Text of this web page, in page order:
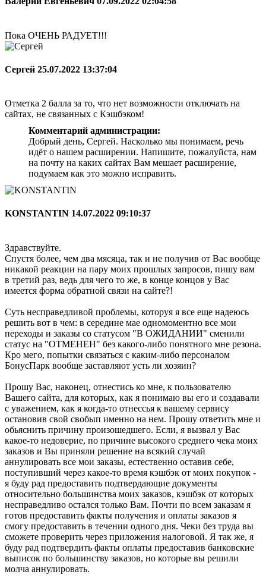
Пока ОЧЕНЬ РАДУЕТ!!!
Сергей 25.07.2022 13:37:04
Отметка 2 балла за то, что нет возможности отключать на
сайтах, не связанных с Кэшбэком!
Комментарий администрации:
Добрый день, Сергей. Насколько мы понимаем, речь
идёт о нашем расширении. Напишите, пожалуйста, нам
на почту на каких сайтах Вам мешает расширение,
подумаем как это можно исправить.
KONSTANTIN 14.07.2022 09:10:37
Здравствуйте.
Спустя более, чем два мясяца, так и не получив от Вас вообще
никакой реакции на пару моих прошлых запросов, пишу вам
в третий раз, ведь для чего то же, в конце концов у Вас
имеется форма обратной связи на сайте?!
Суть несправедливой проблемы, которуя я все еще надеюсь
решить вот в чем: в середине мае одномоментно все мои
переходы и заказы со статусом "В ОЖИДАНИИ" сменили
статус на "ОТМЕНЕН" без какого-либо понятного мне резона.
Кро мего, попытки связаться с каким-либо персоналом
БонусПарк вообще заставляют усть ли хозяин?
Прошу Вас, наконец, отнестись ко мне, к пользователю
Вашего сайта, для которых, как я понимаю вы его и создавали
с уважением, как я когда-то отнессья к вашему сервису
остановив свой свобып именно на нем. Прошу ответить мне и
обьяснить причину произошедшего. Если, я вызвал у Вас
какое-то недоверие, по причине высокого среднего чека моих
заказов и Вы приняли решение на всякий случай
аннулировать все мои заказы, естественно оставив себе,
поступивший через какое-то время кэшбэк от моих покупок -
я буду рад предоставить подтвердающие документы
относительно большинства моих заказов, кэшбэк от которых
несправедливо остался только Вам. Почти по всем заказам я
готов предоставить факты получения и оплаты заказов я
смогу предоставить в течении одного дня. Чеки без труда вы
сможете проверить через приложения налоговой. Я так же, я
буду рад подтвердить факты оплаты предоставив банковские
выписок по большинству заказов, но которые вы решили
молча аннулировать.